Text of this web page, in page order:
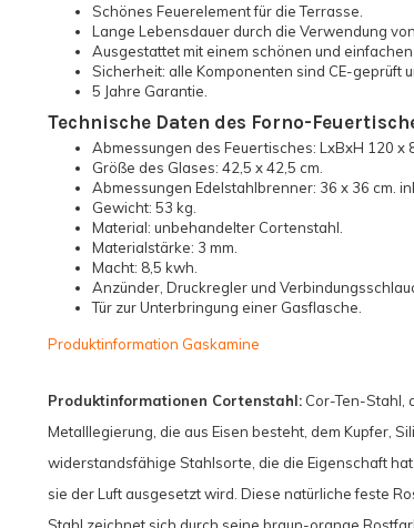
Schönes Feuerelement für die Terrasse.
Lange Lebensdauer durch die Verwendung
Ausgestattet mit einem schönen und einfachen
Sicherheit: alle Komponenten sind CE-geprüft
5 Jahre Garantie.
Technische Daten des Forno-
Abmessungen des Feuertisches: LxBxH 120 x
Größe des Glases: 42,5 x 42,5 cm.
Abmessungen Edelstahlbrenner: 36 x 36 cm.
Gewicht: 53 kg.
Material: unbehandelter Cortenstahl.
Materialstärke: 3 mm.
Macht: 8,5 kwh.
Anzünder, Druckregler und
Tür zur Unterbringung einer Gasflasche.
Produktinformation Gaskamine
Produktinformationen Cortenstahl: Cor-Ten-Stahl,
Metalllegierung, die aus Eisen besteht, dem Kupfer,
widerstandsfähige Stahlsorte, die die Eigenschaft
sie der Luft ausgesetzt wird. Diese natürliche feste